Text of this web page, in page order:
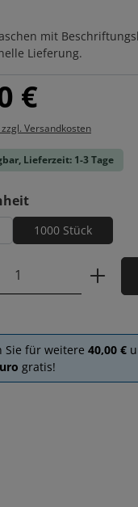
mit
Lieferung.
€
Versandkosten
Lieferzeit: 1-3 Tage
auswählen
1000 Stück
Gib
Sie für weitere 40,00 €
gratis!